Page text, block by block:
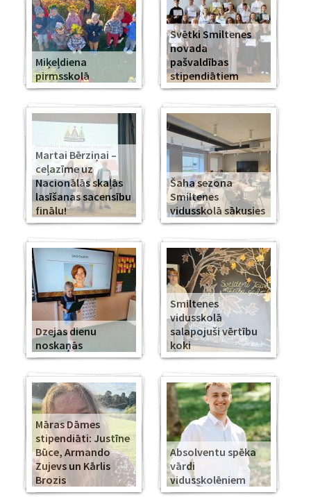
Miķeļdiena
pirmsskolā
Svētki Smiltenes
novada
pašvaldības
stipendiātiem
Martai Bērziņai –
ceļazīme uz
Nacionālās skaļās
lasīšanas sacensību
finālu!
Šaha sezona
Smiltenes
vidusskolā sākusies
Dzejas dienu
noskaņās
Smiltenes
vidusskolā
salapojuši vērtību
koki
Māras Dāmes
stipendiāti: Justīne
Būce, Armando
Zujevs un Kārlis
Brozis
Absolventu spēka
vārdi
vidusskolēniem